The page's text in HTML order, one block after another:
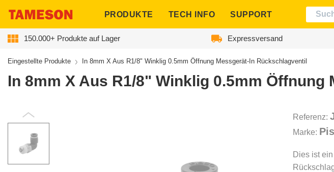
PRODUKTE TECH INFO SUPPORT
150.000+ Produkte auf Lager Expressversand
Eingestellte Produkte In 8mm X Aus R1/8" Winklig 0.5mm Öffnung Messgerät-In Rückschlagventil
In 8mm X Aus R1/8" Winklig 0.5mm
Referenz:
Marke:
Dies ist